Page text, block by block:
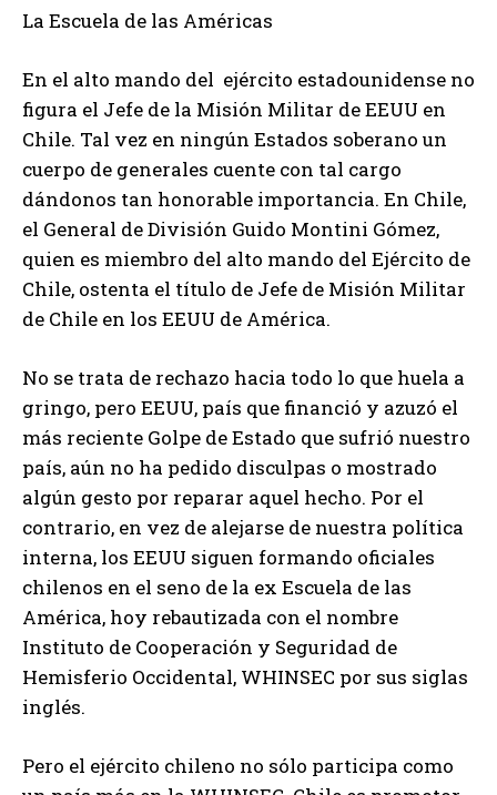
La Escuela de las Américas
En el alto mando del ejército estadounidense no
figura el Jefe de la Misión Militar de EEUU en
Chile. Tal vez en ningún Estados soberano un
cuerpo de generales cuente con tal cargo
dándonos tan honorable importancia. En Chile,
el General de División Guido Montini Gómez,
quien es miembro del alto mando del Ejército de
Chile, ostenta el título de Jefe de Misión Militar
de Chile en los EEUU de América.
No se trata de rechazo hacia todo lo que huela a
gringo, pero EEUU, país que financió y azuzó el
más reciente Golpe de Estado que sufrió nuestro
país, aún no ha pedido disculpas o mostrado
algún gesto por reparar aquel hecho. Por el
contrario, en vez de alejarse de nuestra política
interna, los EEUU siguen formando oficiales
chilenos en el seno de la ex Escuela de las
América, hoy rebautizada con el nombre
Instituto de Cooperación y Seguridad de
Hemisferio Occidental, WHINSEC por sus siglas
inglés.
Pero el ejército chileno no sólo participa como